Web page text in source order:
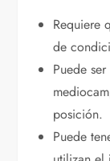
Requiere
de
Puede
posición.
Puede